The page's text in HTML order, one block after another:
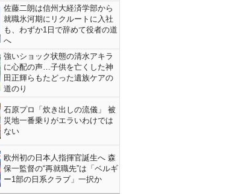
佐藤二朗は信州大経済学部から
就職氷河期にリクルートに入社
も、わずか1日で辞めて役者の道
へ
強いショック状態の清水アキラ
に心配の声…子供を亡くした神
田正輝らもたどった遺族ケアの
道のり
石原プロ「炊き出しの流儀」 被
災地一番乗りがエラいわけでは
ない
欧州初の日本人指揮官誕生へ 森
保一監督の“再就職先”は「ベルギ
ー1部の日系クラブ」一択か